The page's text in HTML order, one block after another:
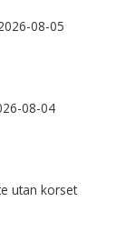
08-05
08-04
utan korset